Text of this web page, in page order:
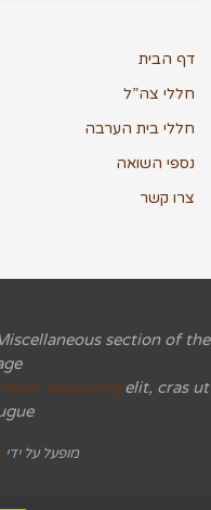
דף הבית
חללי צה”ל
חללי בית הערבה
נספי השואה
צרו קשר
section of the
adipiscingelit, cras ut
מופעל על ידי